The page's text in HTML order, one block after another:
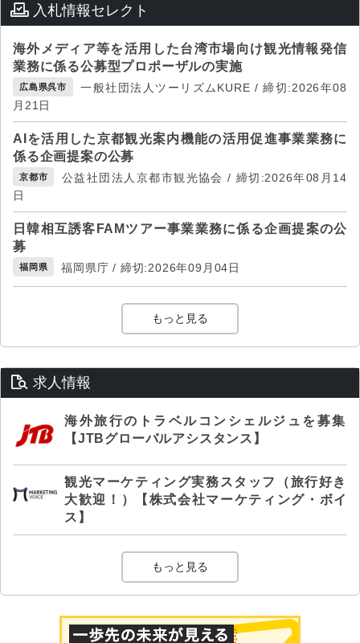
入札情報セレクト
海外メディア等を活用した台湾市場向け観光情報発信
業務に係る公募型プロポーザルの実施
広島県呉市
一般社団法人ツーリズムKURE / 締切:2026年08
月21日
AIを活用した京都観光案内機能の活用促進事業業務に
係る企画提案の公募
京都市
公益社団法人京都市観光協会 / 締切:2026年08月14
日
日韓相互誘客FAMツアー事業業務に係る企画提案の公
募
福岡県 福岡県庁 / 締切:2026年09月04日
もっと見る
求人情報
海外旅行のトラベルコンシェルジュを募集
【JTBグローバルアシスタンス】
観光マーケティング実務スタッフ（旅行好き
大歓迎！）【株式会社マーケティング・ボイ
ス】
もっと見る